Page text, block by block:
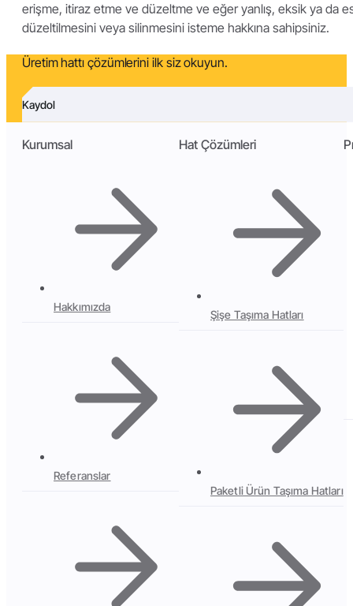
erişme, itiraz etme ve düzeltme ve eğer yanlış, eksik ya da
düzeltilmesini veya silinmesini isteme hakkına sahipsiniz.
Üretim hattı çözümlerini ilk siz okuyun.
Kaydol
Kurumsal
Hakkımızda
Referanslar
Hat Çözümleri
Şişe Taşıma Hatları
Paketli Ürün Taşıma Hatları